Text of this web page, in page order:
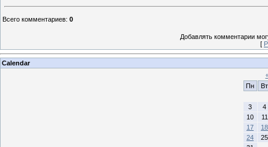
Всего комментариев: 0
Добавлять комментарии
[
Calendar
Пн
Вт
3
4
10
11
17
18
24
25